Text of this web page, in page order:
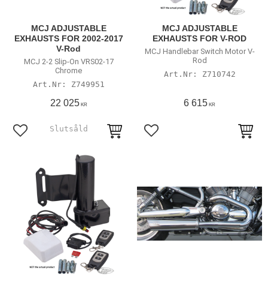
MCJ ADJUSTABLE
EXHAUSTS FOR 2002-2017
V-Rod
MCJ 2-2 Slip-On VRS02-17
Chrome
Z749951
22 025KR
Lägg till i favoriter
MCJ ADJUSTABLE
EXHAUSTS FOR V-ROD
MCJ Handlebar Switch Motor V-
Rod
Z710742
6 615 KR
Lägg till i favoriter